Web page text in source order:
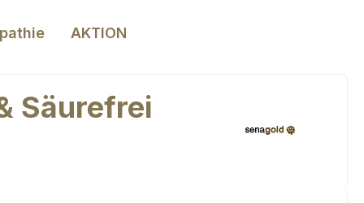
AKTION
Säurefrei